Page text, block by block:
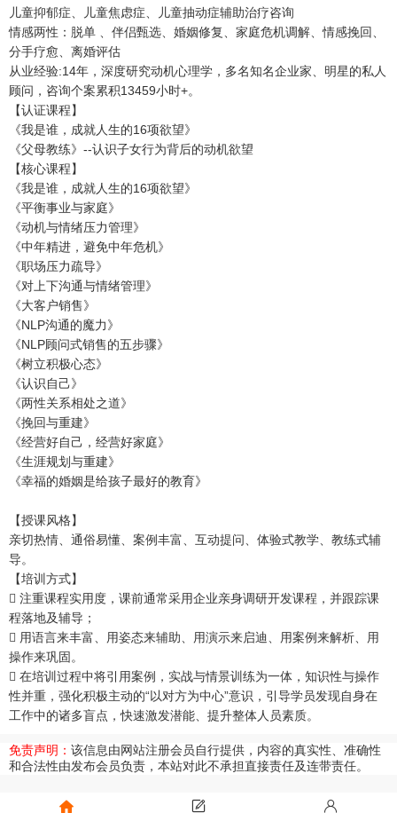
儿童抑郁症、儿童焦虑症、儿童抽动症辅助治疗咨询
情感两性：脱单 、伴侣甄选、婚姻修复、家庭危机调解、情感挽回、
分手疗愈、离婚评估
从业经验:14年，深度研究动机心理学，多名知名企业家、明星的私人
顾问，咨询个案累积13459小时+。
【认证课程】
《我是谁，成就人生的16项欲望》
《父母教练》--认识子女行为背后的动机欲望
【核心课程】
《我是谁，成就人生的16项欲望》
《平衡事业与家庭》
《动机与情绪压力管理》
《中年精进，避免中年危机》
《职场压力疏导》
《对上下沟通与情绪管理》
《大客户销售》
《NLP沟通的魔力》
《NLP顾问式销售的五步骤》
《树立积极心态》
《认识自己》
《两性关系相处之道》
《挽回与重建》
《经营好自己，经营好家庭》
《生涯规划与重建》
《幸福的婚姻是给孩子最好的教育》
【授课风格】
亲切热情、通俗易懂、案例丰富、互动提问、体验式教学、教练式辅
导。
【培训方式】
 注重课程实用度，课前通常采用企业亲身调研开发课程，并跟踪课
程落地及辅导；
 用语言来丰富、用姿态来辅助、用演示来启迪、用案例来解析、用
操作来巩固。
 在培训过程中将引用案例，实战与情景训练为一体，知识性与操作
性并重，强化积极主动的“以对方为中心”意识，引导学员发现自身在
工作中的诸多盲点，快速激发潜能、提升整体人员素质。
免责声明： 该信息由网站注册会员自行提供，内容的真实性、准确性
和合法性由发布会员负责，本站对此不承担直接责任及连带责任。